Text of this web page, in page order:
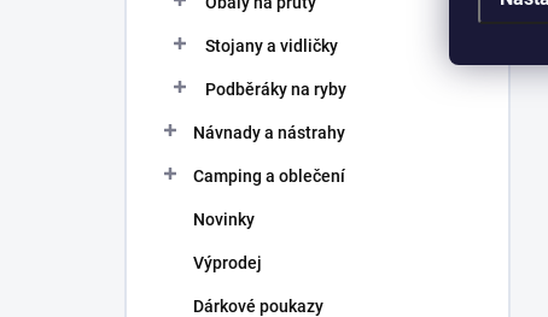
Stojany a vidličky
Podběráky na ryby
Návnady a nástrahy
Camping a oblečení
Novinky
Výprodej
Dárkové poukazy